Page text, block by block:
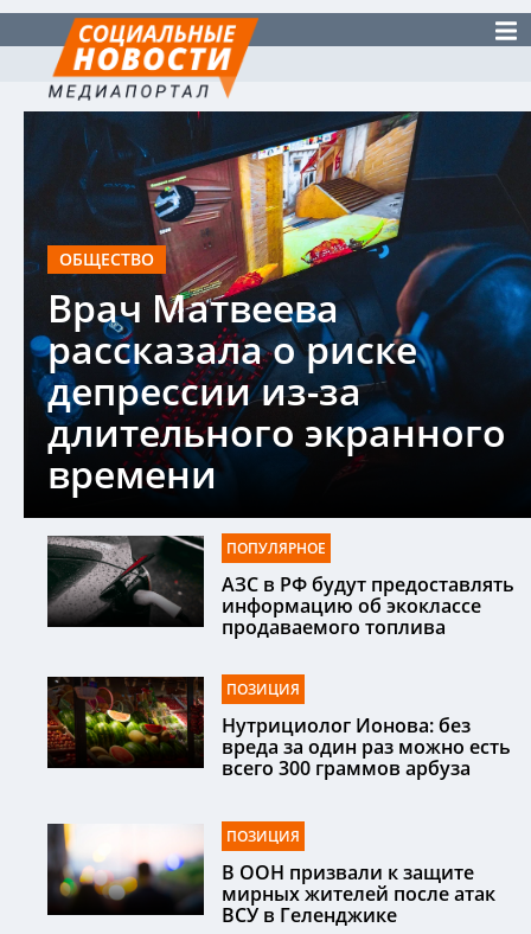
ОБЩЕСТВО
Врач Матвеева
рассказала о риске
депрессии из-за
длительного экранного
времени
ПОПУЛЯРНОЕ
АЗС в РФ будут предоставлять
информацию об экоклассе
продаваемого топлива
ПОЗИЦИЯ
Нутрициолог Ионова: без
вреда за один раз можно есть
всего 300 граммов арбуза
ПОЗИЦИЯ
В ООН призвали к защите
мирных жителей после атак
ВСУ в Геленджике